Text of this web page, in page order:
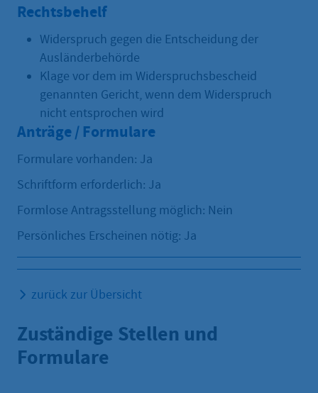
Rechtsbehelf
Widerspruch gegen die Entscheidung der
Ausländerbehörde
Klage vor dem im Widerspruchsbescheid
genannten Gericht, wenn dem Widerspruch
nicht entsprochen wird
Anträge / Formulare
Formulare vorhanden: Ja
Schriftform erforderlich: Ja
Formlose Antragsstellung möglich: Nein
Persönliches Erscheinen nötig: Ja
zurück zur Übersicht
Zuständige Stellen und
Formulare